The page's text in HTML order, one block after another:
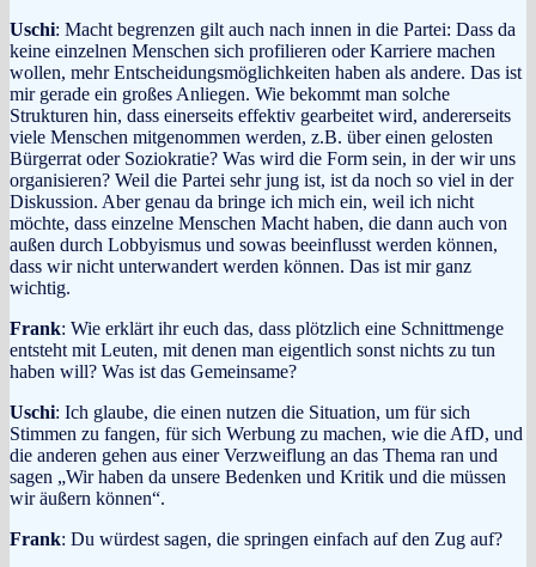
Uschi: Macht begrenzen gilt auch nach innen in die Partei: Dass da
keine einzelnen Menschen sich profilieren oder Karriere machen
wollen, mehr Entscheidungsmöglichkeiten haben als andere. Das ist
mir gerade ein großes Anliegen. Wie bekommt man solche
Strukturen hin, dass einerseits effektiv gearbeitet wird, andererseits
viele Menschen mitgenommen werden, z.B. über einen gelosten
Bürgerrat oder Soziokratie? Was wird die Form sein, in der wir uns
organisieren? Weil die Partei sehr jung ist, ist da noch so viel in der
Diskussion. Aber genau da bringe ich mich ein, weil ich nicht
möchte, dass einzelne Menschen Macht haben, die dann auch von
außen durch Lobbyismus und sowas beeinflusst werden können,
dass wir nicht unterwandert werden können. Das ist mir ganz
wichtig.
Frank: Wie erklärt ihr euch das, dass plötzlich eine Schnittmenge
entsteht mit Leuten, mit denen man eigentlich sonst nichts zu tun
haben will? Was ist das Gemeinsame?
Uschi: Ich glaube, die einen nutzen die Situation, um für sich
Stimmen zu fangen, für sich Werbung zu machen, wie die AfD, und
die anderen gehen aus einer Verzweiflung an das Thema ran und
sagen „Wir haben da unsere Bedenken und Kritik und die müssen
wir äußern können“.
Frank: Du würdest sagen, die springen einfach auf den Zug auf?